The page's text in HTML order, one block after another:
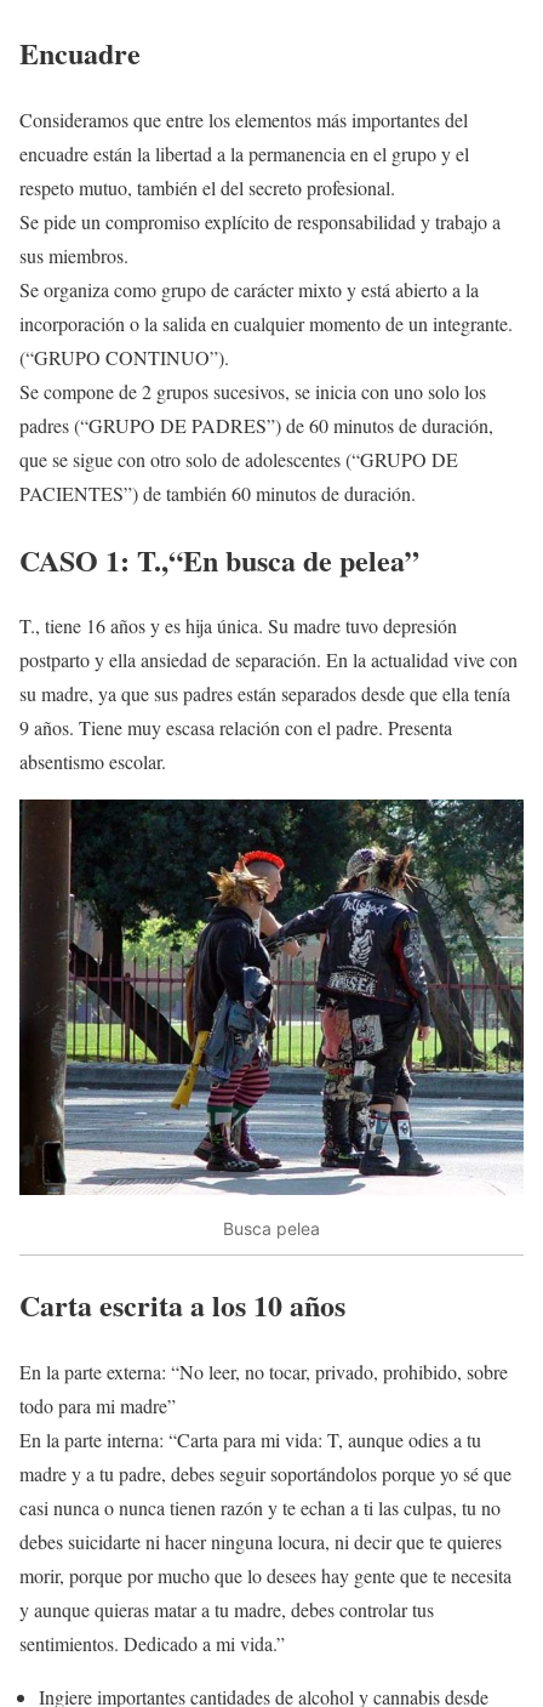
Encuadre
Consideramos que entre los elementos más importantes del
encuadre están la libertad a la permanencia en el grupo y el
respeto mutuo, también el del secreto profesional.
Se pide un compromiso explícito de responsabilidad y trabajo a
sus miembros.
Se organiza como grupo de carácter mixto y está abierto a la
incorporación o la salida en cualquier momento de un integrante.
(“GRUPO CONTINUO”).
Se compone de 2 grupos sucesivos, se inicia con uno solo los
padres (“GRUPO DE PADRES”) de 60 minutos de duración,
que se sigue con otro solo de adolescentes (“GRUPO DE
PACIENTES”) de también 60 minutos de duración.
CASO 1: T.,“En busca de pelea”
T., tiene 16 años y es hija única. Su madre tuvo depresión
postparto y ella ansiedad de separación. En la actualidad vive con
su madre, ya que sus padres están separados desde que ella tenía
9 años. Tiene muy escasa relación con el padre. Presenta
absentismo escolar.
Busca pelea
Carta escrita a los 10 años
En la parte externa: “No leer, no tocar, privado, prohibido, sobre
todo para mi madre”
En la parte interna: “Carta para mi vida: T, aunque odies a tu
madre y a tu padre, debes seguir soportándolos porque yo sé que
casi nunca o nunca tienen razón y te echan a ti las culpas, tu no
debes suicidarte ni hacer ninguna locura, ni decir que te quieres
morir, porque por mucho que lo desees hay gente que te necesita
y aunque quieras matar a tu madre, debes controlar tus
sentimientos. Dedicado a mi vida.”
Ingiere importantes cantidades de alcohol y cannabis desde